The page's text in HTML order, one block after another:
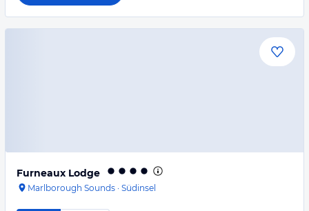
Furneaux Lodge
Marlborough Sounds · Südinsel